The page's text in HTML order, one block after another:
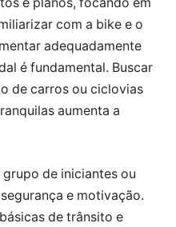
e planos, focando em
com a bike e o
adequadamente
é fundamental. Buscar
de carros ou ciclovias
aumenta a
de iniciantes ou
e motivação.
de trânsito e